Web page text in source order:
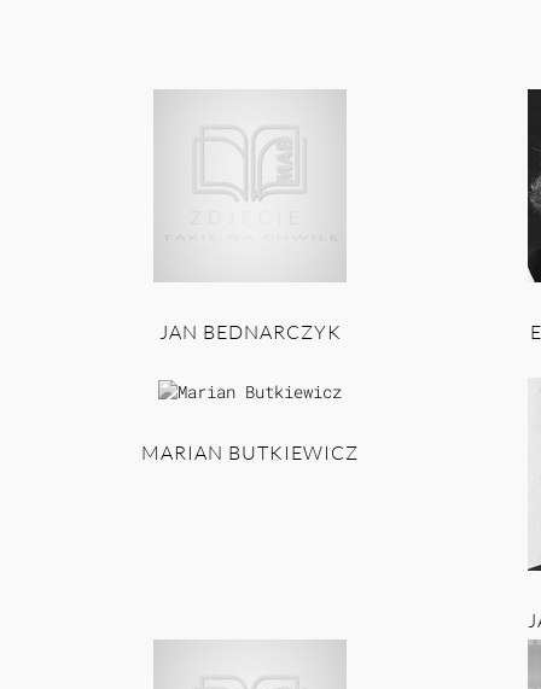
JAN BEDNARCZYK
MARIAN BUTKIEWICZ